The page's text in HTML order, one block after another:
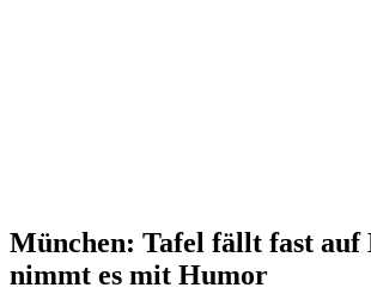
München: Tafel fällt fast auf
nimmt es mit Humor